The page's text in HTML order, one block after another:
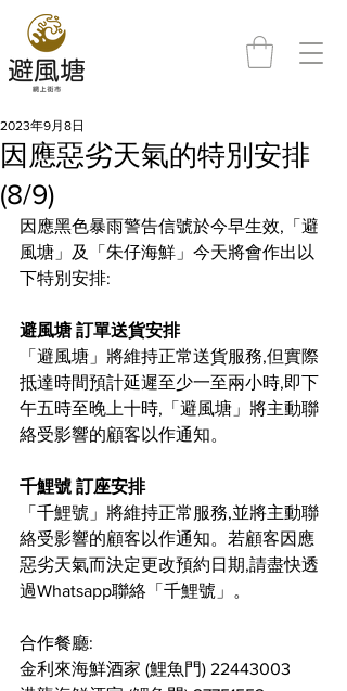
因應惡劣天氣的特別安排
(8/9)
2023年9月8日
因應黑色暴雨警告信號於今早生效,「避
風塘」及「朱仔海鮮」今天將會作出以
下特別安排:
避風塘 訂單送貨安排
「避風塘」將維持正常送貨服務,但實際
抵達時間預計延遲至少一至兩小時,即下
午五時至晚上十時,「避風塘」將主動聯
絡受影響的顧客以作通知。
千鯉號 訂座安排
「千鯉號」將維持正常服務,並將主動聯
絡受影響的顧客以作通知。若顧客因應
惡劣天氣而決定更改預約日期,請盡快透
過Whatsapp聯絡「千鯉號」。
合作餐廳:
金利來海鮮酒家 (鯉魚門) 22443003